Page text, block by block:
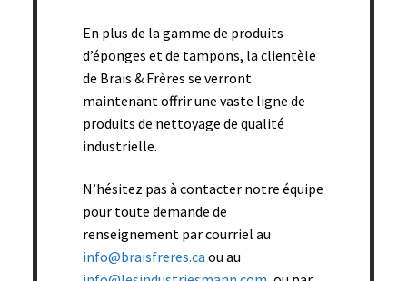
Éponge blanche ronde (5 trous) – 3 3/8’’ diam. x 2 1/4’’
épais (vrac) – 275/bte
Add to cart
En plus de la gamme de produits
d’éponges et de tampons, la clientèle
de Brais & Frères se verront
maintenant offrir une vaste ligne de
produits de nettoyage de qualité
industrielle.
N’hésitez pas à contacter notre équipe
pour toute demande de
renseignement par courriel au
info@braisfreres.ca ou au